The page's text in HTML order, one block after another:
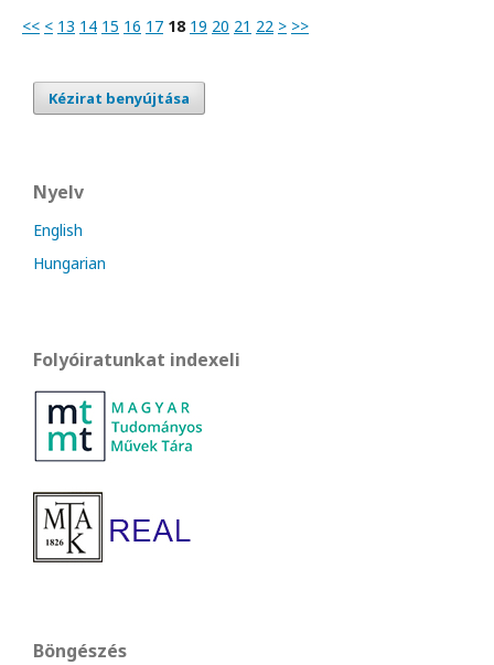
<< < 13 14 15 16 17 18 19 20 21 22 > >>
Kézirat benyújtása
Nyelv
English
Hungarian
Folyóiratunkat indexeli
Böngészés